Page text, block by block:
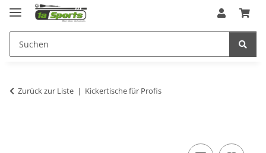
Zurück zur Liste Kickertische für Profis